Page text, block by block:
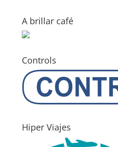
A brillar café
Controls
Hiper Viajes